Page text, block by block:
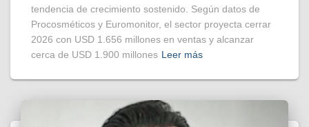
tendencia de crecimiento sostenido. Según datos de
Procosméticos y Euromonitor, el sector proyecta cerrar
2026 con USD 1.656 millones en ventas y alcanzar
cerca de USD 1.900 millones Leer más